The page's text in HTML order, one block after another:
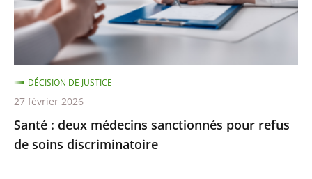
refus
de
soins
discriminatoire
Santé : deux médecins sanctionnés pour refus
de soins discriminatoire
DÉCISION DE JUSTICE
27 février 2026